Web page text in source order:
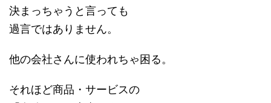
決まっちゃうと言っても
過言ではありません。
他の会社さんに使われちゃ困る。
それほど商品・サービスの